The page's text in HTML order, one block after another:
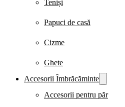
Teniși
Papuci de casă
Cizme
Ghete
Accesorii Îmbrăcăminte
Accesorii pentru păr